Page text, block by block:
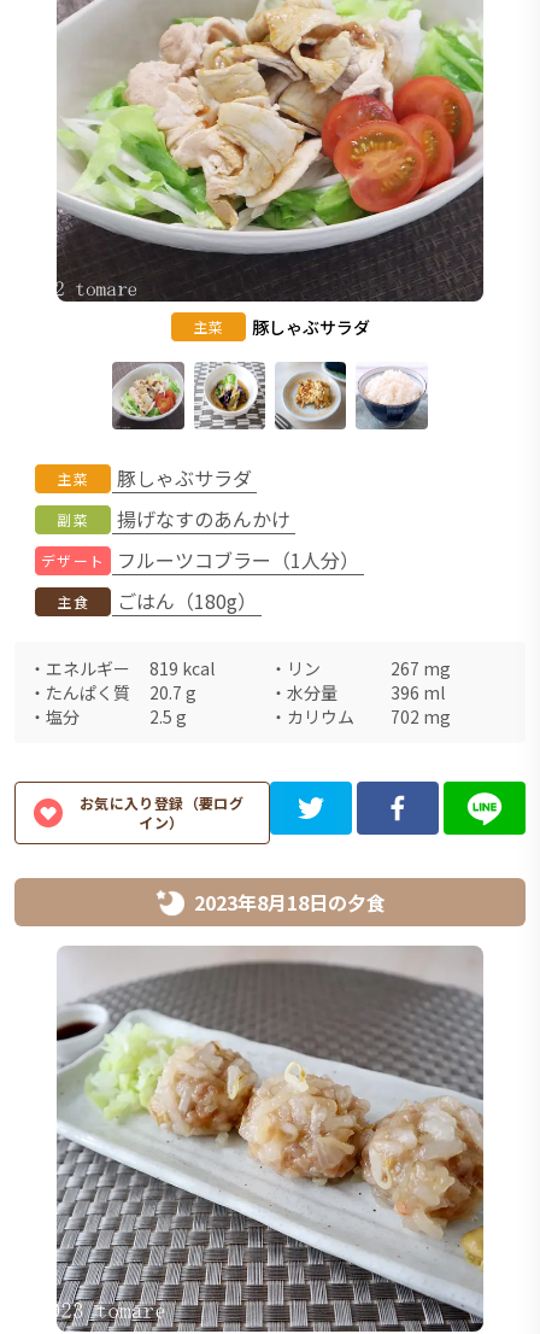
主菜 豚しゃぶサラダ
主菜 豚しゃぶサラダ
副菜 揚げなすのあんかけ
デザート フルーツコブラー（1人分）
主食 ごはん（180g）
・ エネルギー 819 kcal ・ リン 267 mg
・ たんぱく質 20.7 g ・ 水分量 396 ml
・ 塩分 2.5 g ・ カリウム 702 mg
お気に入り登録（要ログ
イン）
2023年8月18日の夕食